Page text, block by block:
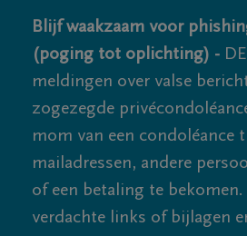
Blijf waakzaam voor
(poging tot oplichting) -
meldingen over valse
zogezegde
mom van een condoléance
mailadressen, andere
of een betaling te
verdachte links of bijlagen